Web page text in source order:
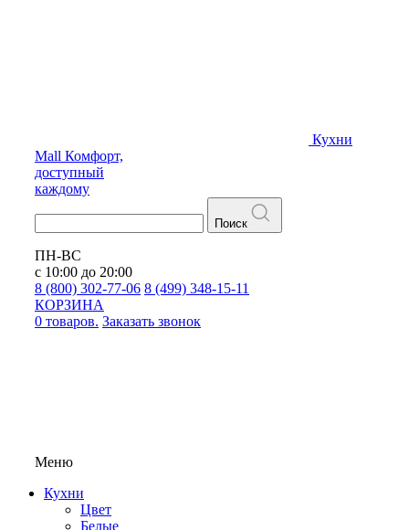
Кухни
Mall Комфорт,
доступный
каждому
Поиск
ПН-ВС
с 10:00 до 20:00
8 (800) 302-77-06 8 (499) 348-15-11
КОРЗИНА
0 товаров. Заказать звонок
Меню
Кухни
Цвет
Белые